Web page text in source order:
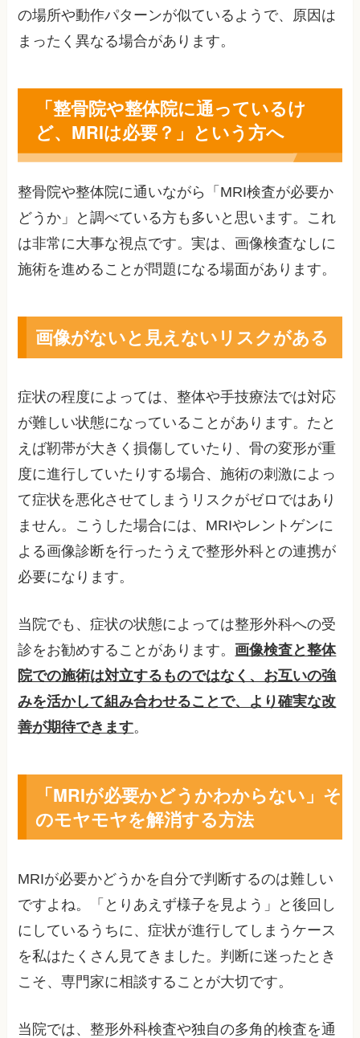
の場所や動作パターンが似ているようで、原因は
まったく異なる場合があります。
「整骨院や整体院に通っているけ
ど、MRIは必要？」という方へ
整骨院や整体院に通いながら「MRI検査が必要か
どうか」と調べている方も多いと思います。これ
は非常に大事な視点です。実は、画像検査なしに
施術を進めることが問題になる場面があります。
画像がないと見えないリスクがある
症状の程度によっては、整体や手技療法では対応
が難しい状態になっていることがあります。たと
えば靭帯が大きく損傷していたり、骨の変形が重
度に進行していたりする場合、施術の刺激によっ
て症状を悪化させてしまうリスクがゼロではあり
ません。こうした場合には、MRIやレントゲンに
よる画像診断を行ったうえで整形外科との連携が
必要になります。
当院でも、症状の状態によっては整形外科への受
診をお勧めすることがあります。画像検査と整体
院での施術は対立するものではなく、お互いの強
みを活かして組み合わせることで、より確実な改
善が期待できます。
「MRIが必要かどうかわからない」そ
のモヤモヤを解消する方法
MRIが必要かどうかを自分で判断するのは難しい
ですよね。「とりあえず様子を見よう」と後回し
にしているうちに、症状が進行してしまうケース
を私はたくさん見てきました。判断に迷ったとき
こそ、専門家に相談することが大切です。
当院では、整形外科検査や独自の多角的検査を通